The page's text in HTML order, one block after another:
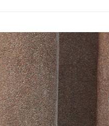
【支払い方法の説明】
1. 分割払いの金額は電信請求書に統
の締め日後に支払いリマインダーの
2. SMSのリンクを通じて請求書を開
湾大直営店舗／銀行振込／街口支払
で支払いを選択できます。
【注意事項】
1. 本サービスは「台湾大哥大株式会
よって提供され、ユーザーが取引時
代金納付期限は最短で 14 日以内です
プリをダウンロードして AFTEE 会員
以内まで延長できます。
お支払期限は、ショップが請求した
もとに計算されます。AFTEEで注文
期限を延長できますが、商品を期限
（例：予約商品や商品到着日が比較
の有無に関わらず、AFTEEで指定さ
送料無料
萊爾富取貨付款
送料無料
付款後萊爾富取貨
送料無料
7-11取貨付款
📍本月精選｜精選3折起 🐓公雞
專區滿件再85折
🚴‍♂️ le coq sportif 📌精選6折專
📍本月精選｜精選3折起 🌡️熱浪
📍本月精選｜精選3折起 👨父親